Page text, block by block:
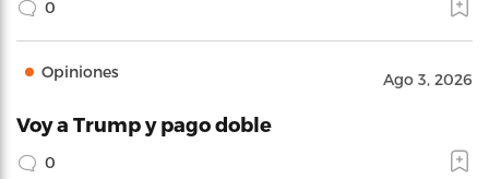
0
Opiniones Ago 3, 2026
Voy a Trump y pago doble
0